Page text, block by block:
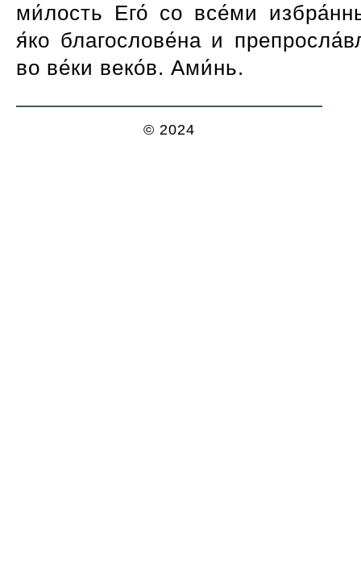
ми́лость Его́ со все́ми
я́ко благослове́на и
во ве́ки веко́в. Ами́нь.
© 2024